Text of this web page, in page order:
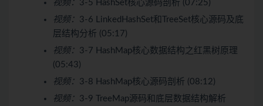
视频： 3-5 HashSet核心源码剖析 (07:25)
视频： 3-6 LinkedHashSet和TreeSet核心源码及底
层结构分析 (05:17)
视频： 3-7 HashMap核心数据结构之红黑树原理
(05:43)
视频： 3-8 HashMap核心源码剖析 (08:12)
视频： 3-9 TreeMap源码和底层数据结构解析